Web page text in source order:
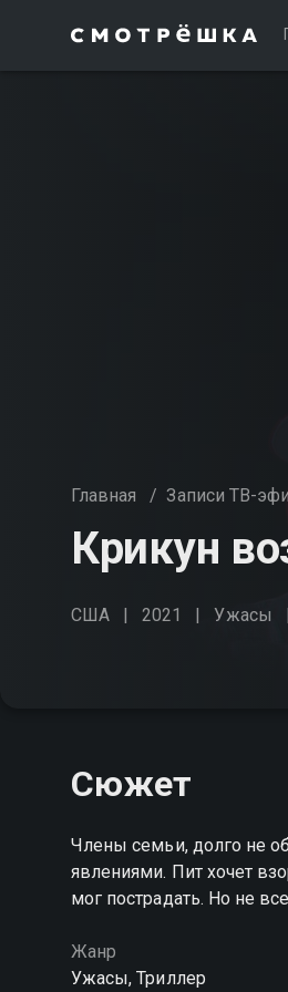
Главная / Записи ТВ-
Крикун
США 2021 Ужасы
Сюжет
Члены семьи, долго не
явлениями. Пит хочет
мог пострадать. Но не
Жанр
Ужасы, Триллер